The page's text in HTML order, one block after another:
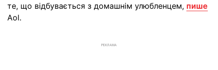
те, що відбувається з домашнім улюбленцем, пише
Аol.
РЕКЛАМА